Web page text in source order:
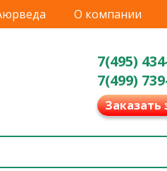
О компании
7(495)
7(499)
Заказать